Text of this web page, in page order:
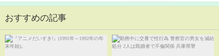
おすすめの記事